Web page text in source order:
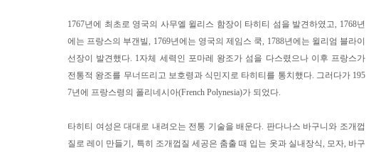
1767년에 최초로 영국의 사무엘 윌리스 함장이 타히티 섬을 발견하였고, 1768년
에는 프랑스의 부갠빌, 1769년에는 영국의 제임스 쿡, 1788년에는 윌리엄 블라이
선장이 발견했다. 1자체 세력인 포마레 왕조가 섬을 다스렸으나 이후 프랑스가
전통적 왕조를 무너뜨리고 보호령과 식민지로 타히티를 통치했다. 그러다가 195
7년에 프랑스령의 폴리네시아(French Polynesia)가 되었다.
타히티 여성은 대대로 내려오는 전통 기술을 배운다. 판다나스 바구니와 조개껍
질로 레이 만들기, 특히 조개껍질 세공은 춤출 때 입는 옷과 실내장식, 모자, 바구